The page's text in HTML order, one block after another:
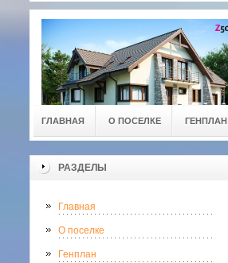
ГЛАВНАЯ О ПОСЕЛКЕ ГЕНПЛАН
РАЗДЕЛЫ
Главная
О поселке
Генплан